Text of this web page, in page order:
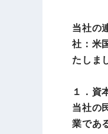
当社の
社：米
たしま
１．資
当社の
業であ